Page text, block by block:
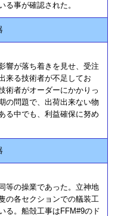
る事が確認された。
響が落ち着きを見せ、受注
来る技術者が不足してお
術者がオーダーにかかりっ
の問題で、出荷出来ない物
る中でも、利益確保に努め
等の操業であった。立神地
の各セクションでの艤装工
る。船殻工事はFFM#9のド